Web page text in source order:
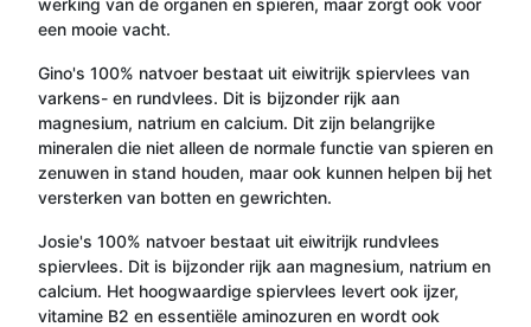
werking van de organen en spieren, maar zorgt ook voor
een mooie vacht.
Gino's 100% natvoer bestaat uit eiwitrijk spiervlees van
varkens- en rundvlees. Dit is bijzonder rijk aan
magnesium, natrium en calcium. Dit zijn belangrijke
mineralen die niet alleen de normale functie van spieren en
zenuwen in stand houden, maar ook kunnen helpen bij het
versterken van botten en gewrichten.
Josie's 100% natvoer bestaat uit eiwitrijk rundvlees
spiervlees. Dit is bijzonder rijk aan magnesium, natrium en
calcium. Het hoogwaardige spiervlees levert ook ijzer,
vitamine B2 en essentiële aminozuren en wordt ook